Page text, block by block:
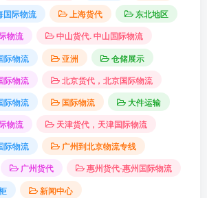
国际物流 上海货代
东北地区
物流
中山货代. 中山国际物流
际物流
亚洲
仓储展示
际物流
北京货代，北京国际物流
际物流
国际物流
大件运输
物流
天津货代，天津国际物流
际物流
广州到北京物流专线
广州货代
惠州货代-惠州国际物流
新闻中心